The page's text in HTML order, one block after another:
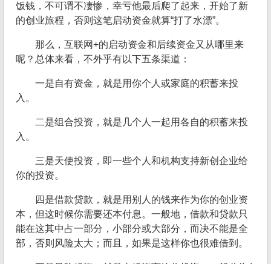
饭钱，不可谓不凄惨，幸亏他最后爬了起来，开始了新
的创业旅程，否则这笔启动资金就算“打了水漂”。
那么，互联网+的启动资金和后续资金又从哪里来
呢？总体来看，不外乎有以下五条渠道：
一是自有资金，就是用你个人或家庭的积蓄来投
入。
二是组合投资，就是几个人一起用各自的积蓄来投
入。
三是天使投资，即一些个人和机构支持新创企业给
你的投资。
四是借款贷款，就是用别人的钱来作为你的创业资
本，但这时候你需要还本付息。一般地，借款和贷款只
能在这其中占一部分，小部分或大部分，而决不能是全
部，否则风险太大；而且，如果是这样你也很难借到。